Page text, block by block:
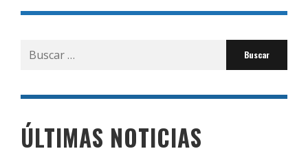
Buscar
por:
ÚLTIMAS NOTICIAS